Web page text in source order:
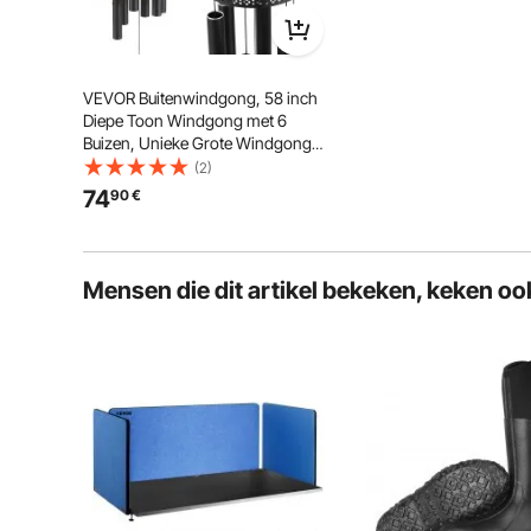
schoonheid en vreugde voor u en uw dierbaren
Voor langdurig gebruik zijn onze windgong voor
aluminium buizen, wat een
VEVOR Buitenwindgong, 58 inch
Diepe Toon Windgong met 6
Buizen, Unieke Grote Windgong
ter Herdenking van een Jubileum,
Geweldige Buitendecoratie voor
Uw Terras, Veranda, Tuin en
(2)
7490€
Mensen die dit artikel bekeken, keken